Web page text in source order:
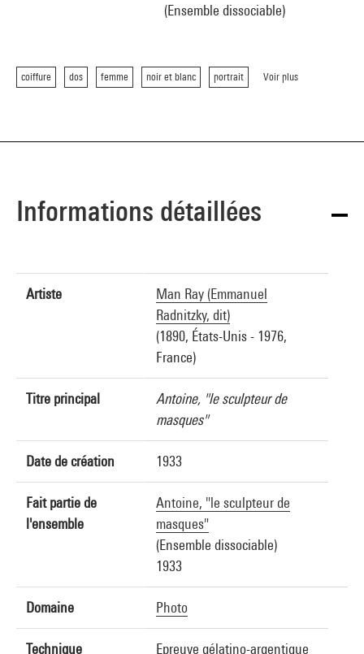
(Ensemble dissociable)
coiffure dos femme noir et blanc portrait Voir plus
Informations détaillées
Artiste
Man Ray (Emmanuel
Radnitzky, dit)
(1890, États-Unis - 1976,
France)
Titre principal
Antoine, "le sculpteur de
masques"
Date de création 1933
Fait partie de
l'ensemble
Antoine, "le sculpteur de
masques"
(Ensemble dissociable)
1933
Domaine Photo
Technique Epreuve gélatino-argentique